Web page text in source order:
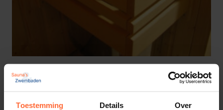
Toestemming Details Over
(50 x 40 cm)